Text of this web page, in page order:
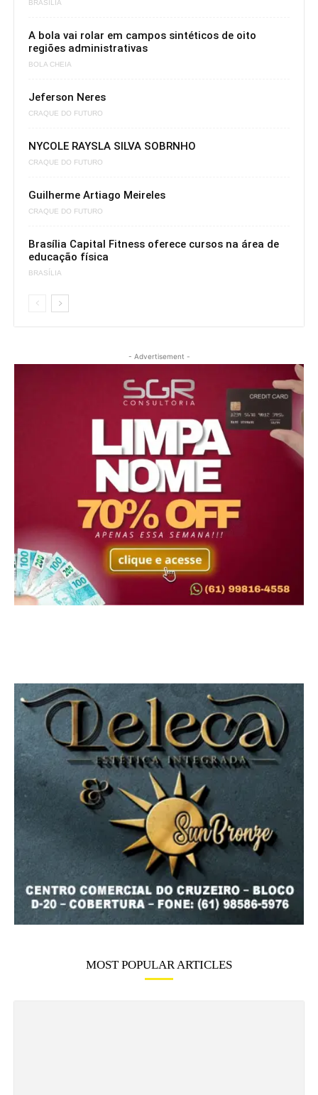
BRASÍLIA
A bola vai rolar em campos sintéticos de oito
regiões administrativas
BOLA CHEIA
Jeferson Neres
CRAQUE DO FUTURO
NYCOLE RAYSLA SILVA SOBRNHO
CRAQUE DO FUTURO
Guilherme Artiago Meireles
CRAQUE DO FUTURO
Brasília Capital Fitness oferece cursos na área de
educação física
BRASÍLIA
- Advertisement -
MOST POPULAR ARTICLES